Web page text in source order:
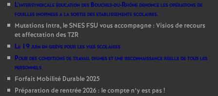
L’intersyndicale éducation des Bouches-du-Rhône dénonce les opérations de
fouilles inopinées à la sortie des établissements scolaires.
Mutations Intra, le SNES FSU vous accompagne : Visios de recours
et affectation des TZR
Le 19 juin en grève pour les vies scolaires
Pour des conditions de travail dignes et une reconnaissance réelle de tous les
personnels
Forfait Mobilité Durable 2025
Préparation de rentrée 2026 : le compte n’y est pas !